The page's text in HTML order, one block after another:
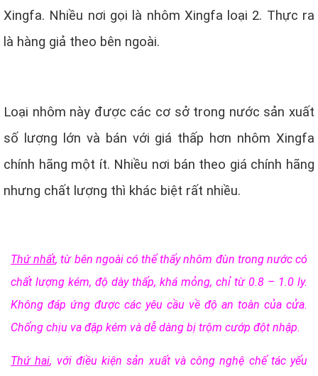
Xingfa. Nhiều nơi gọi là nhôm Xingfa loại 2. Thực ra
là hàng giả theo bên ngoài.
Loại nhôm này được các cơ sở trong nước sản xuất
số lượng lớn và bán với giá thấp hơn nhôm Xingfa
chính hãng một ít. Nhiều nơi bán theo giá chính hãng
nhưng chất lượng thì khác biệt rất nhiều.
Thứ nhất, từ bên ngoài có thể thấy nhôm đùn trong nước có
chất lượng kém, độ dày thấp, khá mỏng, chỉ từ 0.8 – 1.0 ly.
Không đáp ứng được các yêu cầu về độ an toàn của cửa.
Chống chịu va đập kém và dễ dàng bị trộm cướp đột nhập.
Thứ hai, với điều kiện sản xuất và công nghệ chế tác yếu